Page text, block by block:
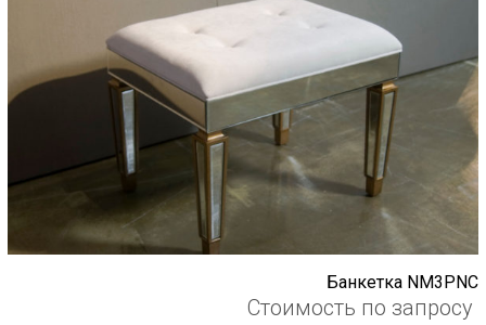
Банкетка NM3PNC
Стоимость по запросу